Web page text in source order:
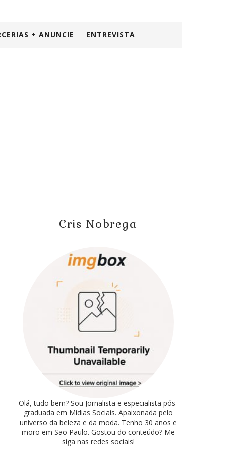
+ ANUNCIE ENTREVISTA
Cris Nobrega
Olá, tudo bem? Sou Jornalista e especialista pós-
graduada em Mídias Sociais. Apaixonada pelo
universo da beleza e da moda. Tenho 30 anos e
moro em São Paulo. Gostou do conteúdo? Me
siga nas redes sociais!